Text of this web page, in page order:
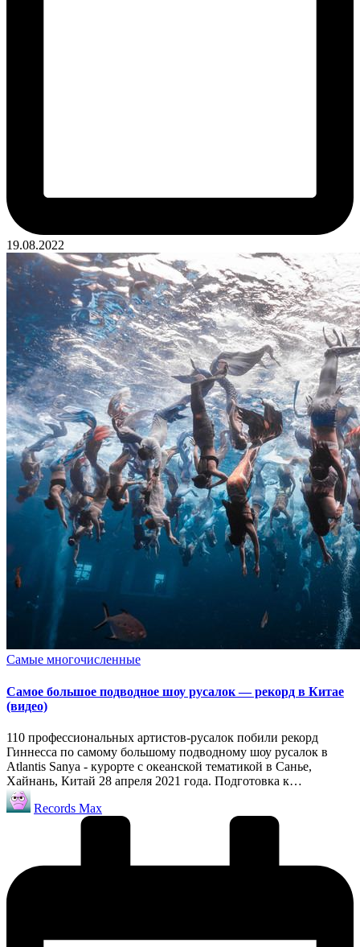
19.08.2022
Опубликовано
Самые многочисленные
Самое большое подводное шоу русалок — рекорд в Китае
(видео)
110 профессиональных артистов-русалок побили рекорд
Гиннесса по самому большому подводному шоу русалок в
Atlantis Sanya - курорте с океанской тематикой в Санье,
Хайнань, Китай 28 апреля 2021 года. Подготовка к…
Запись
от
Records Max